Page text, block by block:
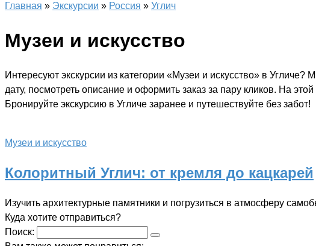
Главная » Экскурсии » Россия » Углич
Музеи и искусство
Интересуют экскурсии из категории «Музеи и искусство» в
дату, посмотреть описание и оформить заказ за пару кликов. На
Бронируйте экскурсию в Угличе заранее и путешествуйте без забот!
Музеи и искусство
Колоритный Углич: от кремля до кацкарей
Изучить архитектурные памятники и погрузиться в атмосферу
Куда хотите отправиться?
Поиск: